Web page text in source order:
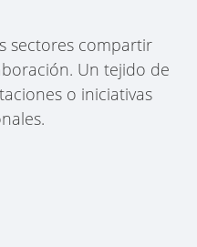
sectores compartir
Un tejido de
o iniciativas